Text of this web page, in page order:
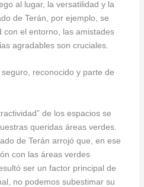
al lugar, la versatilidad y la
de Terán, por ejemplo, se
el entorno, las amistades
agradables son cruciales.
reconocido y parte de
de los espacios se
queridas áreas verdes.
de Terán arrojó que, en ese
con las áreas verdes
ser un factor principal de
no podemos subestimar su